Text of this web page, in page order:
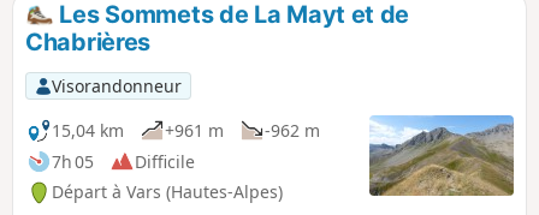
Les Sommets de La Mayt et de
Chabrières
Visorandonneur
15,04 km
+961 m
-962 m
7h 05
Difficile
Départ à Vars (Hautes-Alpes)